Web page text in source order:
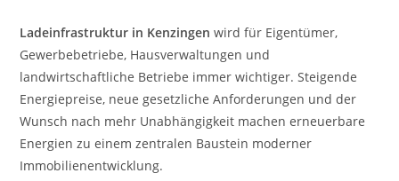
Ladeinfrastruktur in Kenzingen wird für Eigentümer,
Gewerbebetriebe, Hausverwaltungen und
landwirtschaftliche Betriebe immer wichtiger. Steigende
Energiepreise, neue gesetzliche Anforderungen und der
Wunsch nach mehr Unabhängigkeit machen erneuerbare
Energien zu einem zentralen Baustein moderner
Immobilienentwicklung.